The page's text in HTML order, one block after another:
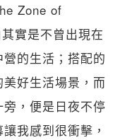
Zone of
實是不曾出現在
的生活；搭配的
好生活場景，而
，便是日夜不停
我感到很衝擊，